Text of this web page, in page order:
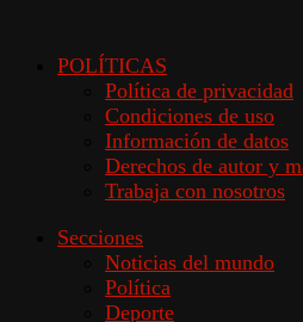
POLÍTICAS
Política de privacidad
Condiciones de uso
Información de datos
Derechos de autor y
Trabaja con nosotros
Secciones
Noticias del mundo
Política
Deporte